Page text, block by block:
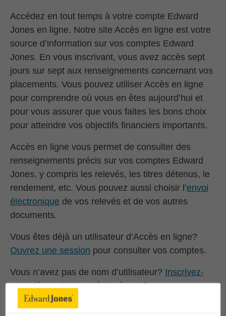
Accédez en tout temps à votre compte Edward
Jones en ligne. Notre site Accès en ligne est votre
source d’information sur vos comptes Edward
Jones. En vous inscrivant, vous avez accès sept
jours sur sept aux renseignements concernant vos
placements. Vous pouvez utiliser Accès en ligne
pour comprendre où vous en êtes aujourd’hui et
pour vous assurer que vous faites les bons choix
pour atteindre vos objectifs financiers importants.
Accès en ligne vous permet de consulter des
renseignements précis sur vos comptes Edward
Jones, y compris les relevés, les titres détenus, le
rendement, etc. Vous pouvez aussi choisir l’envoi
électronique de vos relevés et de vos autres
documents.
Vous êtes déjà un utilisateur d’Accès en ligne?
Ouvrez une session pour consulter vos comptes.
Vous n’avez pas de nom d’utilisateur? Inscrivez-
vous dès maintenant à Accès en lignevous aurez
besoin de votre numéro de compte, de votre NAS